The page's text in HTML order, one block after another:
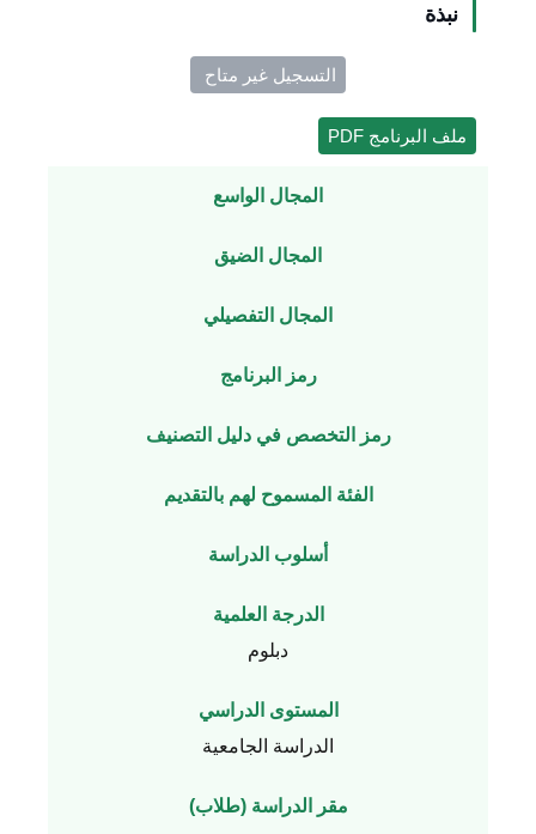
نبذة
التسجيل غير متاح ​
ملف البرنامج PDF
المجال الواسع
المجال الضيق
المجال التفصيلي
رمز البرنامج
رمز التخصص في دليل التصنيف
الفئة المسموح لهم بالتقديم
أسلوب الدراسة
الدرجة العلمية
دبلوم
المستوى الدراسي
الدراسة الجامعية
مقر الدراسة (طلاب)